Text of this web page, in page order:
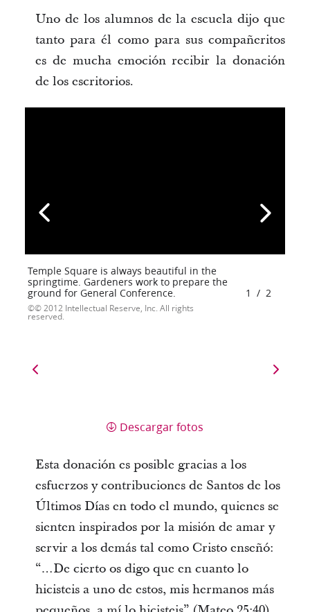
Uno de los alumnos de la escuela dijo que
tanto para él como para sus compañeritos
es de mucha emoción recibir la donación
de los escritorios.
Temple Square is always beautiful in the
springtime. Gardeners work to prepare the
ground for General Conference.
© 2012 Intellectual Reserve, Inc. All rights
reserved.
1 / 2
Descargar fotos
Esta donación es posible gracias a los
esfuerzos y contribuciones de Santos de los
Últimos Días en todo el mundo, quienes se
sienten inspirados por la misión de amar y
servir a los demás tal como Cristo enseñó:
“…De cierto os digo que en cuanto lo
hicisteis a uno de estos, mis hermanos más